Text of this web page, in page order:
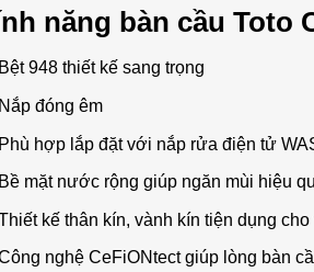
năng bàn cầu Toto
948 thiết kế sang trọng
đóng êm
hợp lắp đặt với nắp rửa điện tử
mặt nước rộng giúp ngăn mùi hiệu
kế thân kín, vành kín tiện dụng
nghệ CeFiONtect giúp lòng bàn